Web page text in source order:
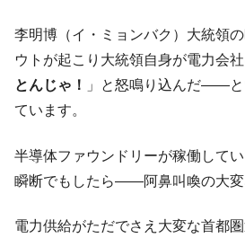
Fact1 今話題の「楽天ライオンズ
Fact1 奇跡の毛色「白毛馬」とは
Fact1
全て勝つといくら？ 競馬GI
Fact1 平成仮面ライダーの意外す
Fact1
発表から2日で大崩壊、鳴か
李明博（イ・ミョンバク）大統領
ウトが起こり大統領自身が電力会社
とんじゃ！
」と怒鳴り込んだ――と
ています。
半導体ファウンドリーが稼働して
瞬断でもしたら――阿鼻叫喚の大変
電力供給がただでさえ大変な首都